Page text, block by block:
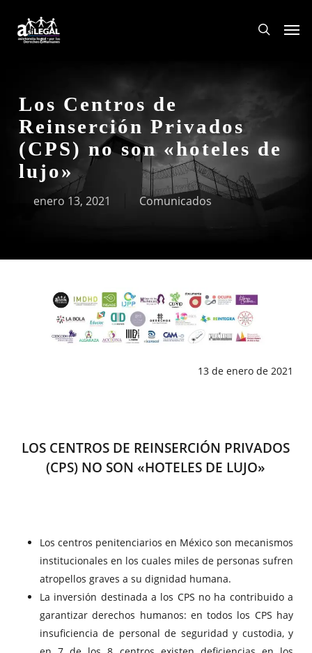
main
search
Los Centros de
Reinserción Privados
(CPS) no son «hoteles de
lujo»
enero 13, 2021 Comunicados
13 de enero de 2021
LOS CENTROS DE REINSERCIÓN PRIVADOS
(CPS) NO SON «HOTELES DE LUJO»
Los centros penitenciarios en México son mecanismos
institucionales en los cuales miles de personas sufren
atropellos graves a su dignidad humana.
La inversión destinada a los CPS no ha contribuido a
garantizar derechos humanos: en todos los CPS hay
insuficiencia de personal de seguridad y custodia, y